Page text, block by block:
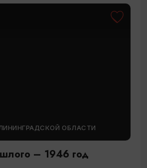
ОБЛАСТИ
– 1946 год